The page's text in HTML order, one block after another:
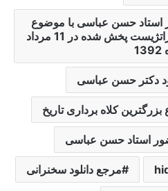
استاد حسن عباسی با موضوع
انسان طراز و کودکان استراتژیست پخش شده در 11 مرداد
دکتر حسن عباسی
بزرگترین کلاه برداری تاریخ
استاد حسن عباسی
مرجع دانلود سخنرانی